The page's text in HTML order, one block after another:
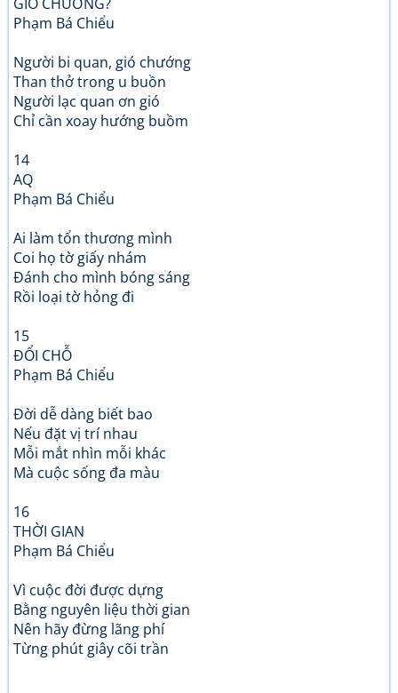
Phạm Bá Chiểu
Người bi quan, gió chướng
Than thở trong u buồn
Người lạc quan ơn gió
Chỉ cần xoay hướng buồm
14
AQ
Phạm Bá Chiểu
Ai làm tổn thương mình
Coi họ tờ giấy nhám
Đánh cho mình bóng sáng
Rồi loại tờ hỏng đi
15
ĐỔI CHỖ
Phạm Bá Chiểu
Đời dễ dàng biết bao
Nếu đặt vị trí nhau
Mỗi mắt nhìn mỗi khác
Mà cuộc sống đa màu
16
THỜI GIAN
Phạm Bá Chiểu
Vì cuộc đời được dựng
Bằng nguyên liệu thời gian
Nên hãy đừng lãng phí
Từng phút giây cõi trần